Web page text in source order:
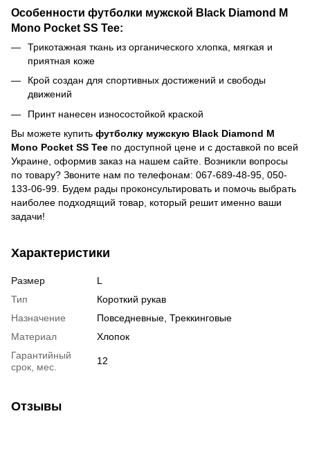
Особенности футболки мужской Black Diamond M
Mono Pocket SS Tee:
Трикотажная ткань из органического хлопка, мягкая и
приятная коже
Крой создан для спортивных достижений и свободы
движений
Принт нанесен износостойкой краской
Вы можете купить футболку мужскую Black Diamond M
Mono Pocket SS Tee по доступной цене и с доставкой по всей
Украине, оформив заказ на нашем сайте. Возникли вопросы
по товару? Звоните нам по телефонам: 067-689-48-95, 050-
133-06-99. Будем рады проконсультировать и помочь выбрать
наиболее подходящий товар, который решит именно ваши
задачи!
Характеристики
Размер
L
Тип
Короткий рукав
Назначение
Повседневные, Треккинговые
Материал
Хлопок
Гарантийный
срок, мес.
12
Отзывы